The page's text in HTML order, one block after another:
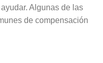
Algunas de las
de compensación